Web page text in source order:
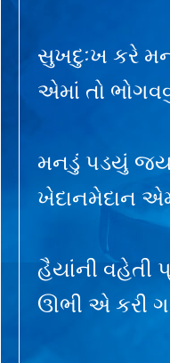
સુખદુઃખ કરે
એમાં તો
મનડું પડયું
ખેદાનમેદાન
હૈયાંની વહેતી
ઊભી એ કરી